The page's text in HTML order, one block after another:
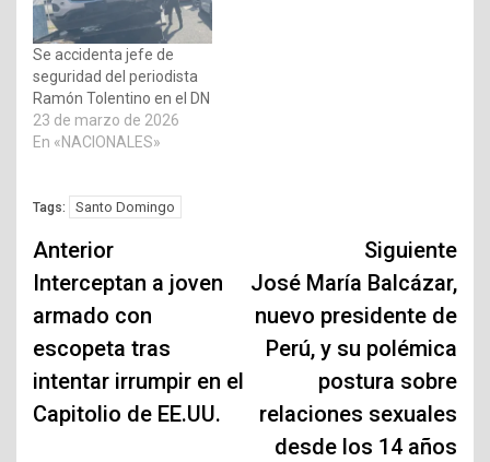
Se accidenta jefe de
seguridad del periodista
Ramón Tolentino en el DN
23 de marzo de 2026
En «NACIONALES»
Tags: Santo Domingo
Navegación
de
entradas
Anterior
Interceptan a joven
armado con
escopeta tras
intentar irrumpir en el
Capitolio de EE.UU.
Siguiente
José María Balcázar,
nuevo presidente de
Perú, y su polémica
postura sobre
relaciones sexuales
desde los 14 años